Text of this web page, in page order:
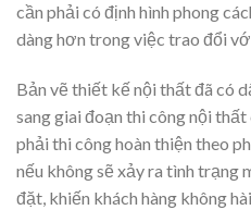
cần phải có định hình phong
dàng hơn trong việc trao đổi
Bản vẽ thiết kế nội thất đã có
sang giai đoạn thi công nội
phải thi công hoàn thiện theo
nếu không sẽ xảy ra tình trạng
đặt, khiến khách hàng không